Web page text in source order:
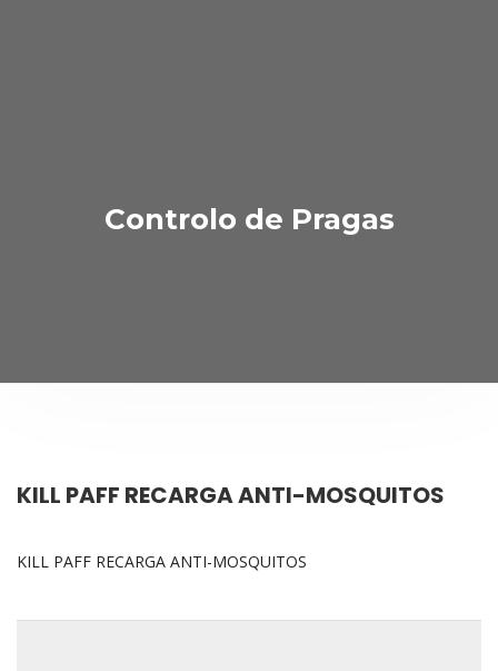
Controlo de Pragas
KILL PAFF RECARGA ANTI-MOSQUITOS
KILL PAFF RECARGA ANTI-MOSQUITOS